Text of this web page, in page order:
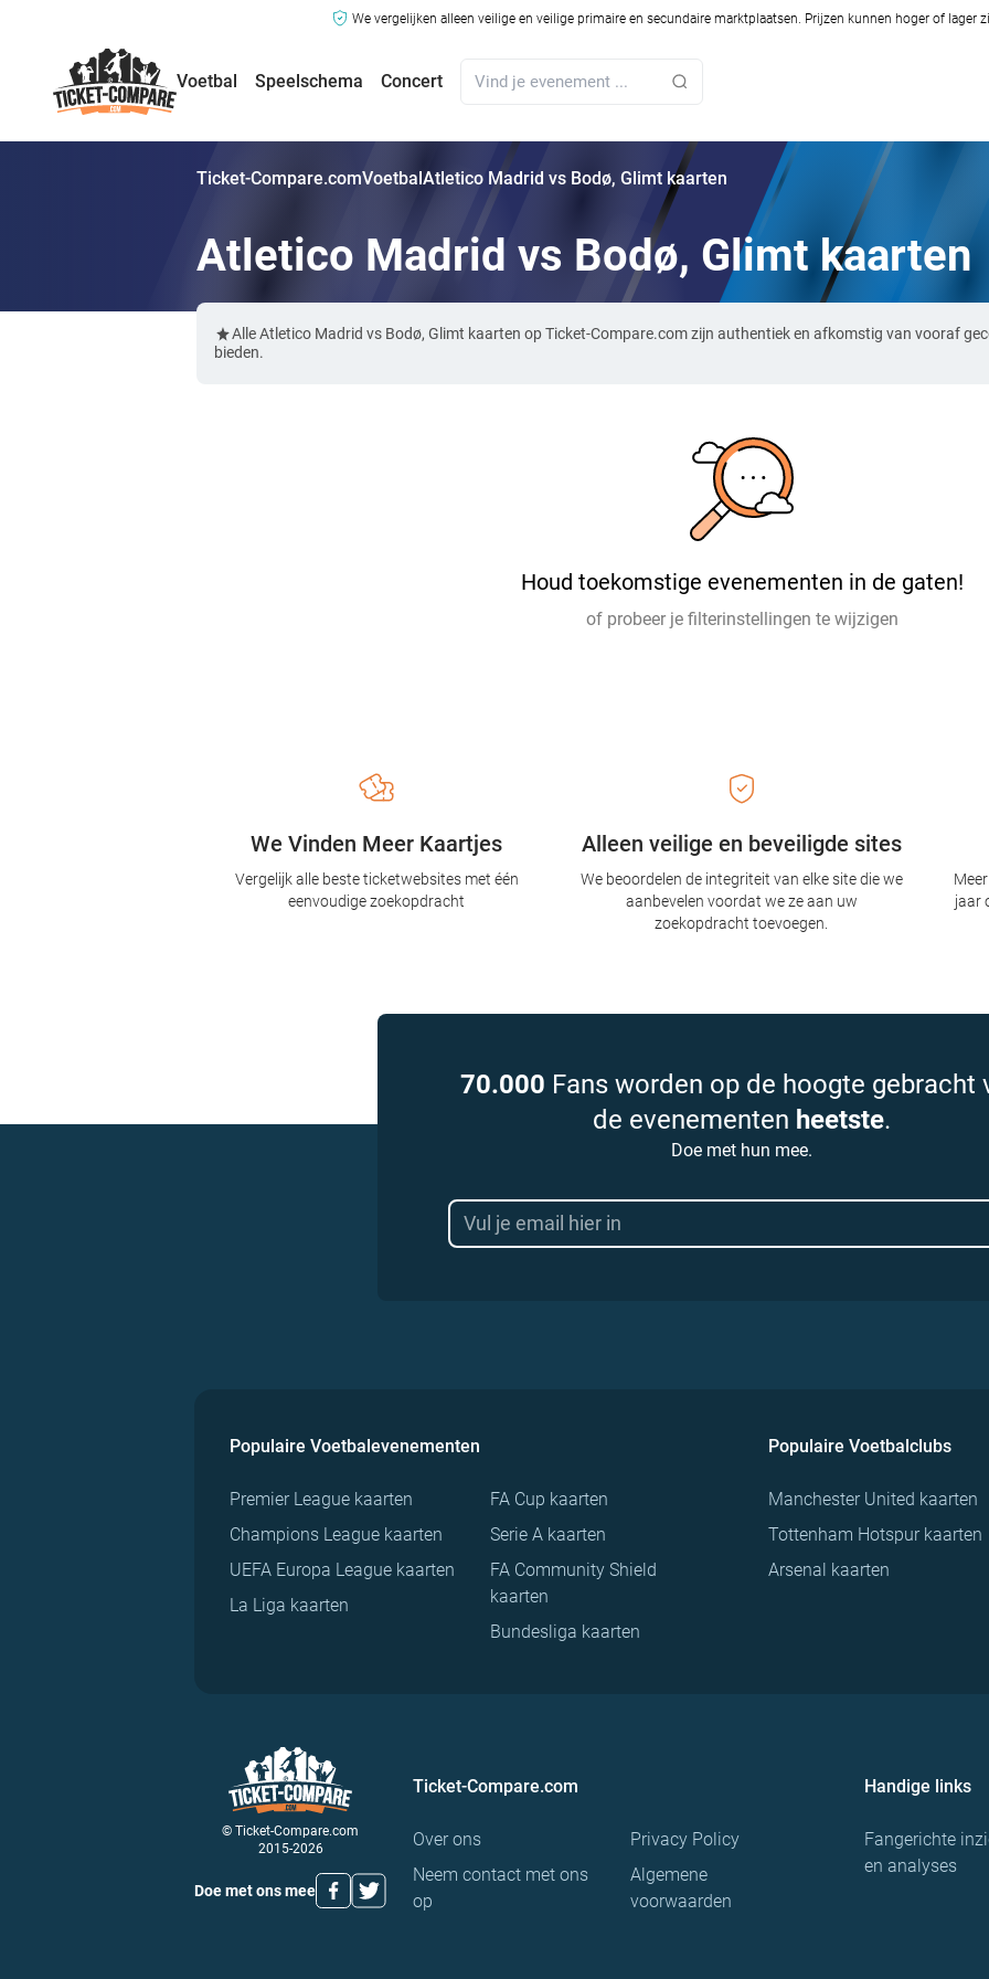
We vergelijken alleen veilige en veilige primaire en secundaire marktplaatsen. Prijzen kunnen hoger of lager
Voetbal Speelschema Concert
Ticket-Compare.comVoetbalAtletico Madrid vs Bodø, Glimt kaarten
Atletico Madrid vs Bodø, Glimt kaarten
Alle Atletico Madrid vs Bodø, Glimt kaarten op Ticket-Compare.com zijn authentiek en afkomstig van vooraf
bieden.
Houd toekomstige evenementen in de gaten!
of probeer je filterinstellingen te wijzigen
Alleen veilige en beveiligde sites
We beoordelen de integriteit van elke site die we
aanbevelen voordat we ze aan uw
zoekopdracht toevoegen.
We Vinden Meer Kaartjes
Vergelijk alle beste ticketwebsites met één
eenvoudige zoekopdracht
jaar
70.000 Fans worden op de hoogte gebracht
de evenementen heetste.
Doe met hun mee.
Populaire Voetbalevenementen
Premier League kaarten
Champions League kaarten
UEFA Europa League kaarten
La Liga kaarten
FA Cup kaarten
Serie A kaarten
FA Community Shield
kaarten
Bundesliga kaarten
Populaire Voetbalclubs
Manchester United kaarten
Tottenham Hotspur kaarten
Arsenal kaarten
© Ticket-Compare.com
2015-2026
Doe met ons mee
Ticket-Compare.com
Over ons
Neem contact met ons
op
Privacy Policy
Algemene
voorwaarden
Handige links
Fangerichte
en analyses